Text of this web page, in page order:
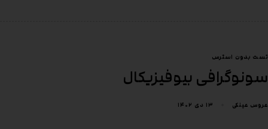
تست بدون استرس
سونوگرافی بیوفیزیکال
عروس عینکی ۱۳ دی ۱۴۰۲